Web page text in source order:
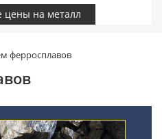
цены на металл
ферросплавов